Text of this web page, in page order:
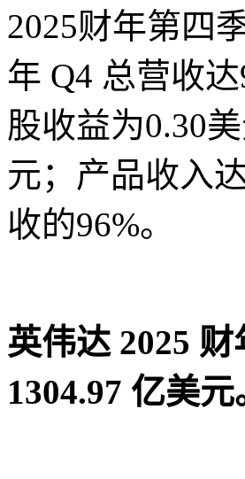
2025财年第四
年 Q4 总营收
股收益为0.30
元；产品收入
收的96%。
英伟达 2025
1304.97 亿美元